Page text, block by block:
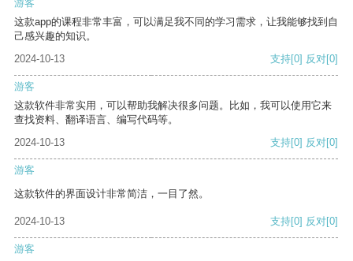
游客
这款app的课程非常丰富，可以满足我不同的学习需求，让我能够找到自
己感兴趣的知识。
2024-10-13
支持[0] 反对[0]
游客
这款软件非常实用，可以帮助我解决很多问题。比如，我可以使用它来
查找资料、翻译语言、编写代码等。
2024-10-13
支持[0] 反对[0]
游客
这款软件的界面设计非常简洁，一目了然。
2024-10-13 支持[0] 反对[0]
游客